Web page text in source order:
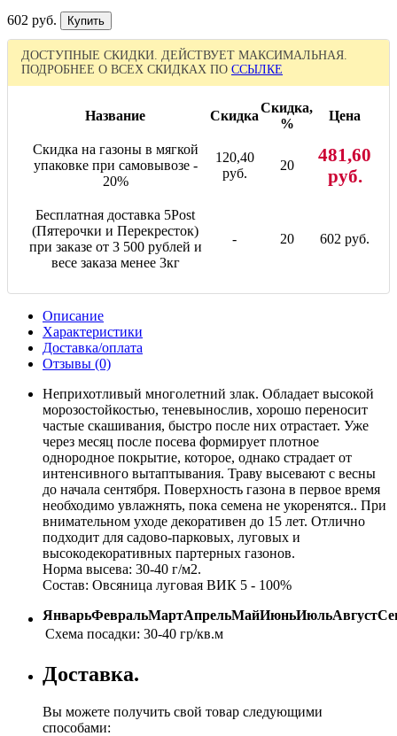
602 руб.
ДОСТУПНЫЕ СКИДКИ. ДЕЙСТВУЕТ МАКСИМАЛЬНАЯ.
ПОДРОБНЕЕ О ВСЕХ СКИДКАХ ПО ССЫЛКЕ
Название Скидка
Скидка,
%
Цена
Скидка на газоны в мягкой
упаковке при самовывозе -
20%
120,40
руб.
20
481,60
руб.
Бесплатная доставка 5Post
(Пятерочки и Перекресток)
при заказе от 3 500 рублей и
весе заказа менее 3кг
- 20 602 руб.
Описание
Характеристики
Доставка/оплата
Отзывы (0)
Неприхотливый многолетний злак. Обладает высокой
морозостойкостью, теневынослив, хорошо переносит
частые скашивания, быстро после них отрастает. Уже
через месяц после посева формирует плотное
однородное покрытие, которое, однако страдает от
интенсивного вытаптывания. Траву высевают с весны
до начала сентября. Поверхность газона в первое время
необходимо увлажнять, пока семена не укоренятся.. При
внимательном уходе декоративен до 15 лет. Отлично
подходит для садово-парковых, луговых и
высокодекоративных партерных газонов.
Норма высева: 30-40 г/м2.
Состав: Овсяница луговая ВИК 5 - 100%
ЯнварьФевральМартАпрельМайИюньИюльАвгуст
Схема посадки: 30-40 гр/кв.м
Доставка.
Вы можете получить свой товар следующими
способами: